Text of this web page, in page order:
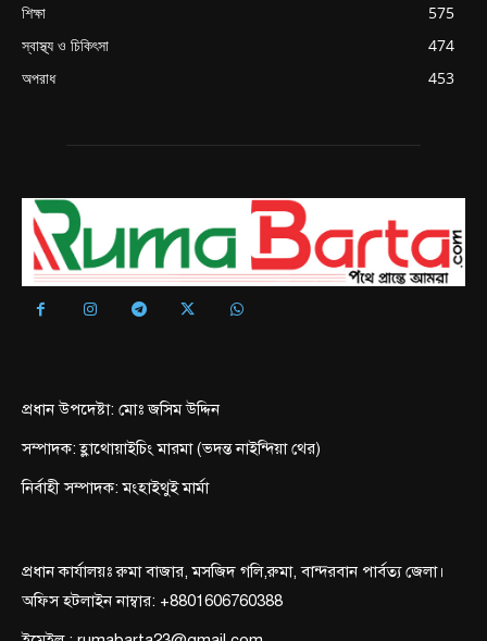
শিক্ষা
575
স্বাস্থ্য ও চিকিৎসা
474
অপরাধ
453
প্রধান উপদেষ্টা: মোঃ জসিম উদ্দিন
সম্পাদক: হ্লাথোয়াইচিং মারমা (ভদন্ত নাইন্দিয়া থের)
নির্বাহী সম্পাদক: মংহাইথুই মার্মা
প্রধান কার্যালয়ঃ রুমা বাজার, মসজিদ গলি,রুমা, বান্দরবান পার্বত্য জেলা।
অফিস হটলাইন নাম্বার: +8801606760388